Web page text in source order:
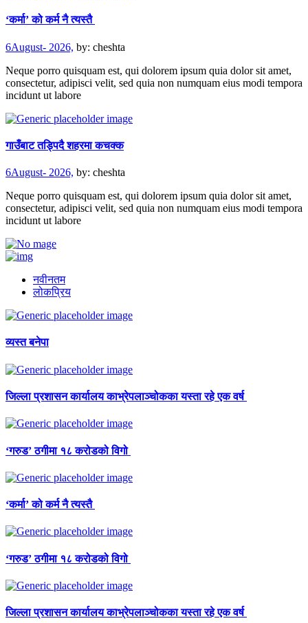
‘कर्मा’ को कर्म नै त्यस्तै
6August- 2026, by: cheshta
Neque porro quisquam est, qui dolorem ipsum quia dolor sit amet,
consectetur, adipisci velit, sed quia non numquam eius modi tempora
incidunt ut labore
गाउँबाट तड्पिदै शहरमा कचक्क
6August- 2026, by: cheshta
Neque porro quisquam est, qui dolorem ipsum quia dolor sit amet,
consectetur, adipisci velit, sed quia non numquam eius modi tempora
incidunt ut labore
नवीनतम
लोकप्रिय
व्यस्त बनेपा
जिल्ला प्रशासन कार्यालय काभ्रेपलाञ्चोकका यस्ता रहे एक वर्ष
‘गरुड’ ठगीमा १८ करोडको विगो
‘कर्मा’ को कर्म नै त्यस्तै
‘गरुड’ ठगीमा १८ करोडको विगो
जिल्ला प्रशासन कार्यालय काभ्रेपलाञ्चोकका यस्ता रहे एक वर्ष